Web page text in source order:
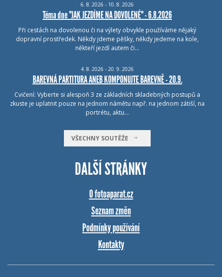
6. 8. 2026 - 10. 8. 2026
Téma dne "JAK JEZDÍME NA DOVOLENÉ" - 6.8.2026
Při cestách na dovolenou či na výlety obvykle používáme nějaký
dopravní prostředek. Někdy jdeme pěšky, někdy jedeme na kole,
někteří jezdí autem či…
4. 8. 2026 - 20. 9. 2026
BAREVNÁ PARTITURA ANEB KOMPONUJTE BAREVNĚ - 20.9.
Cvičení: Vyberte si alespoň 3 ze základních skladebných postupů a
zkuste je uplatnit pouze na jednom námětu např. na jednom zátiší, na
portrétu, aktu…
VŠECHNY SOUTĚŽE
DALŠÍ STRÁNKY
O fotoaparat.cz
Seznam změn
Podmínky používání
Kontakty